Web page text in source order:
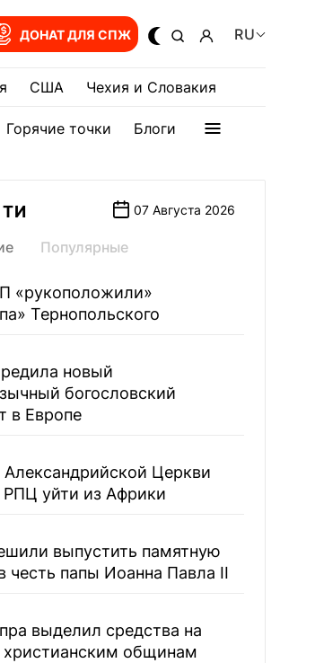
ДОНАТ ДЛЯ СПЖ RU
США Чехия и Словакия
Горячие точки Блоги
07 Августа 2026
Популярные
«рукоположили»
Тернопольского
новый
богословский
в Европе
Александрийской Церкви
РПЦ уйти из Африки
выпустить памятную
честь папы Иоанна Павла II
выделил средства на
общинам